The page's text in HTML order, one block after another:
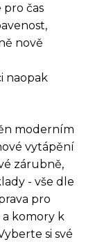
pro čas
nově
naopak
moderním
vytápění
zárubně,
- vše dle
pro
a komory k
si své